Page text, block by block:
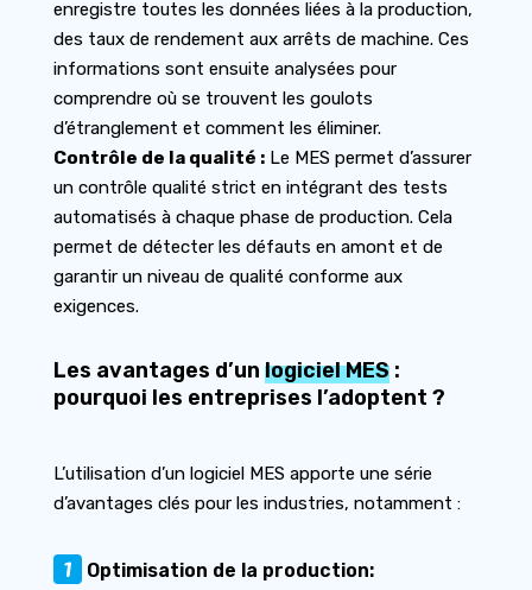
enregistre toutes les données liées à la production,
des taux de rendement aux arrêts de machine. Ces
informations sont ensuite analysées pour
comprendre où se trouvent les goulots
d’étranglement et comment les éliminer.
Contrôle de la qualité :Le MES permet d’assurer
un contrôle qualité strict en intégrant des tests
automatisés à chaque phase de production. Cela
permet de détecter les défauts en amont et de
garantir un niveau de qualité conforme aux
exigences.
Les avantages d’un logiciel MES:
pourquoi les entreprises l’adoptent ?
L’utilisation d’un logiciel MES apporte une série
d’avantages clés pour les industries, notamment :
1 Optimisation de la production: